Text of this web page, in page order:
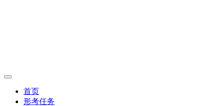
首页
形考任务